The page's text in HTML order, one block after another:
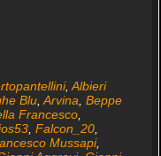
, Albieri
Blu, Arvina Beppe
Francesco,
, Falcon_20,
Mussapi,